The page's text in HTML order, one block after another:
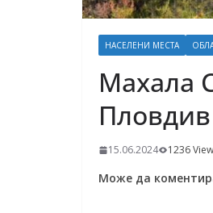
НАСЕЛЕНИ МЕСТА
Махала
Пловдив
15.06.2024 1236
Може да